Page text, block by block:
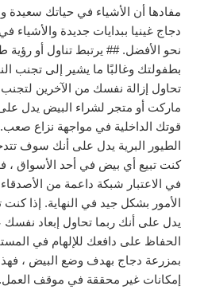
مفادها أن الأشياء في حياتك سعيدة
دجاج غينيا ببدايات جديدة والأشياء
بطفولتك وغالبًا ما يشير إلى تجنب
تحاول إزالة نفسك من الآخرين
ماركت أو متجر لشراء البيض يدل
قوتك الداخلية في مواجهة نزاع
الطيور البرية يدل على أنك سوف
كنت تبيع أي بيض في أحد الأسواق ،
في الاعتبار شبكة داعمة من
الأمور بشكل جيد في النهاية. إذا
يدل على أنك ربما تحاول إبعاد نفسك
الحفاظ على دافعك للإلهام في
بمزرعة دجاج بهدف وضع البيض ،
إمكانات غير محققة في موقف